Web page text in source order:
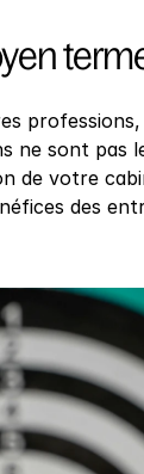
ne sont pas
de votre
des